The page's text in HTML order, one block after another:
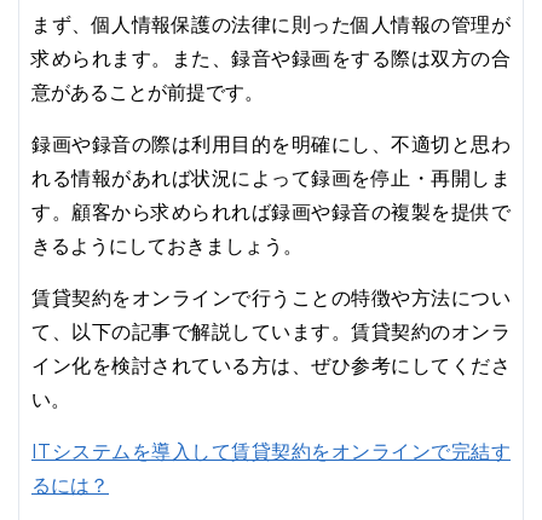
まず、個人情報保護の法律に則った個人情報の管理が
求められます。また、録音や録画をする際は双方の合
意があることが前提です。
録画や録音の際は利用目的を明確にし、不適切と思わ
れる情報があれば状況によって録画を停止・再開しま
す。顧客から求められれば録画や録音の複製を提供で
きるようにしておきましょう。
賃貸契約をオンラインで行うことの特徴や方法につい
て、以下の記事で解説しています。賃貸契約のオンラ
イン化を検討されている方は、ぜひ参考にしてくださ
い。
ITシステムを導入して賃貸契約をオンラインで完結す
るには？